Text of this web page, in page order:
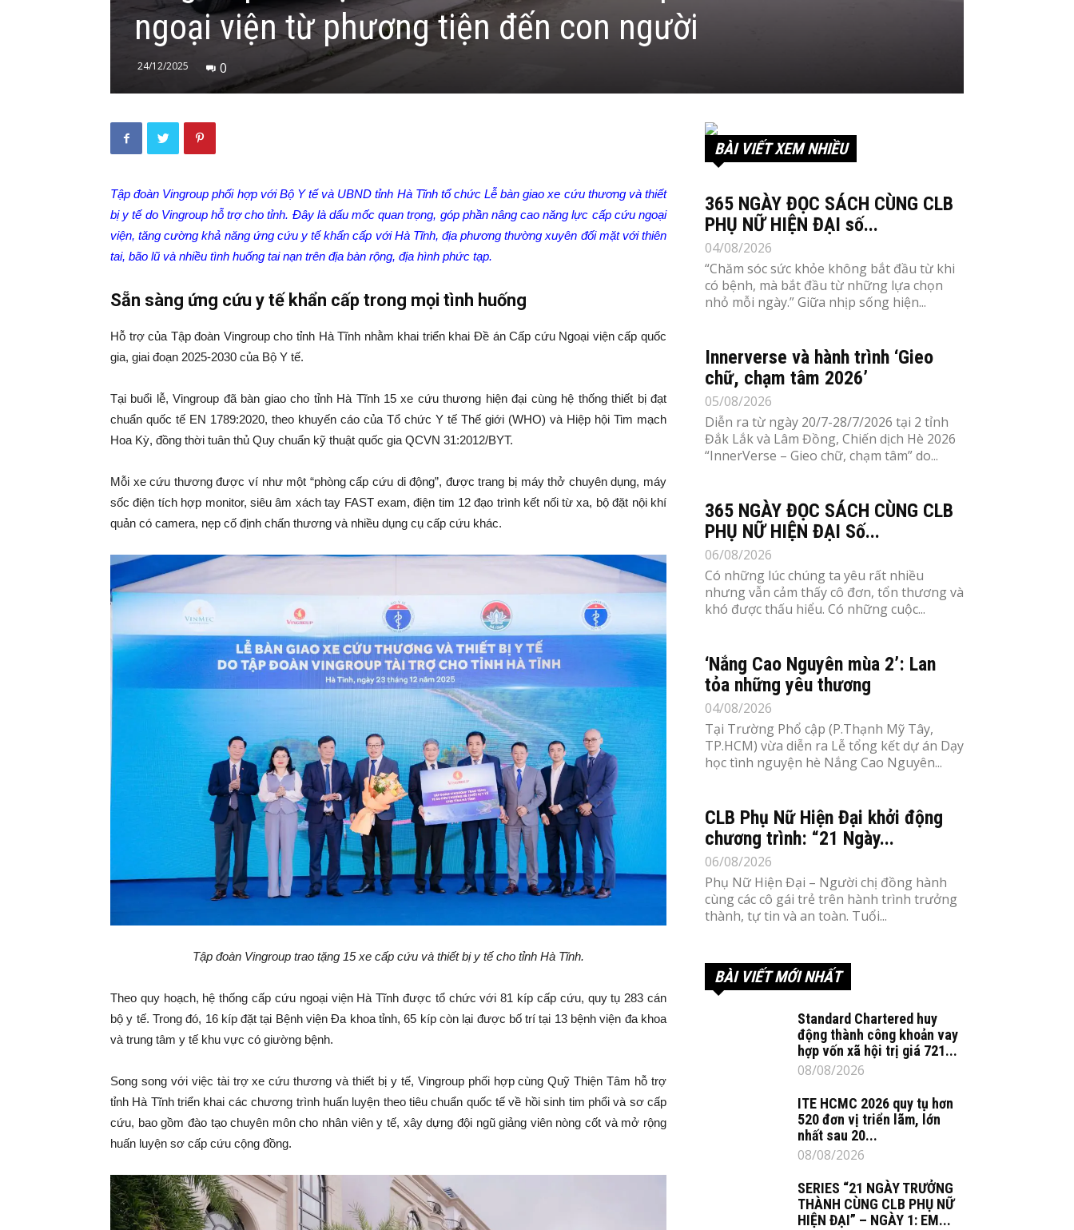
ngoại viện từ phương tiện đến con người
24/12/2025 0
Tập đoàn Vingroup phối hợp với Bộ Y tế và UBND tỉnh Hà Tĩnh tổ chức Lễ bàn giao xe cứu thương và thiết
bị y tế do Vingroup hỗ trợ cho tỉnh. Đây là dấu mốc quan trọng, góp phần nâng cao năng lực cấp cứu ngoại
viện, tăng cường khả năng ứng cứu y tế khẩn cấp với Hà Tĩnh, địa phương thường xuyên đối mặt với thiên
tai, bão lũ và nhiều tình huống tai nạn trên địa bàn rộng, địa hình phức tạp.
Sẵn sàng ứng cứu y tế khẩn cấp trong mọi tình huống
Hỗ trợ của Tập đoàn Vingroup cho tỉnh Hà Tĩnh nhằm khai triển khai Đề án Cấp cứu Ngoại viện cấp quốc
gia, giai đoạn 2025-2030 của Bộ Y tế.
Tại buổi lễ, Vingroup đã bàn giao cho tỉnh Hà Tĩnh 15 xe cứu thương hiện đại cùng hệ thống thiết bị đạt
chuẩn quốc tế EN 1789:2020, theo khuyến cáo của Tổ chức Y tế Thế giới (WHO) và Hiệp hội Tim mạch
Hoa Kỳ, đồng thời tuân thủ Quy chuẩn kỹ thuật quốc gia QCVN 31:2012/BYT.
Mỗi xe cứu thương được ví như một “phòng cấp cứu di động”, được trang bị máy thở chuyên dụng, máy
sốc điện tích hợp monitor, siêu âm xách tay FAST exam, điện tim 12 đạo trình kết nối từ xa, bộ đặt nội khí
quản có camera, nẹp cố định chấn thương và nhiều dụng cụ cấp cứu khác.
Tập đoàn Vingroup trao tặng 15 xe cấp cứu và thiết bị y tế cho tỉnh Hà Tĩnh.
Theo quy hoạch, hệ thống cấp cứu ngoại viện Hà Tĩnh được tổ chức với 81 kíp cấp cứu, quy tụ 283 cán
bộ y tế. Trong đó, 16 kíp đặt tại Bệnh viện Đa khoa tỉnh, 65 kíp còn lại được bố trí tại 13 bệnh viện đa khoa
và trung tâm y tế khu vực có giường bệnh.
Song song với việc tài trợ xe cứu thương và thiết bị y tế, Vingroup phối hợp cùng Quỹ Thiện Tâm hỗ trợ
tỉnh Hà Tĩnh triển khai các chương trình huấn luyện theo tiêu chuẩn quốc tế về hồi sinh tim phổi và sơ cấp
cứu, bao gồm đào tạo chuyên môn cho nhân viên y tế, xây dựng đội ngũ giảng viên nòng cốt và mở rộng
huấn luyện sơ cấp cứu cộng đồng.
BÀI VIẾT XEM NHIỀU
365 NGÀY ĐỌC SÁCH CÙNG CLB
PHỤ NỮ HIỆN ĐẠI số...
04/08/2026
“Chăm sóc sức khỏe không bắt đầu từ khi
có bệnh, mà bắt đầu từ những lựa chọn
nhỏ mỗi ngày.” Giữa nhịp sống hiện...
Innerverse và hành trình ‘Gieo
chữ, chạm tâm 2026’
05/08/2026
Diễn ra từ ngày 20/7-28/7/2026 tại 2 tỉnh
Đắk Lắk và Lâm Đồng, Chiến dịch Hè 2026
“InnerVerse – Gieo chữ, chạm tâm” do...
365 NGÀY ĐỌC SÁCH CÙNG CLB
PHỤ NỮ HIỆN ĐẠI Số...
06/08/2026
Có những lúc chúng ta yêu rất nhiều
nhưng vẫn cảm thấy cô đơn, tổn thương và
khó được thấu hiểu. Có những cuộc...
‘Nắng Cao Nguyên mùa 2’: Lan
tỏa những yêu thương
04/08/2026
Tại Trường Phổ cập (P.Thạnh Mỹ Tây,
TP.HCM) vừa diễn ra Lễ tổng kết dự án Dạy
học tình nguyện hè Nắng Cao Nguyên...
CLB Phụ Nữ Hiện Đại khởi động
chương trình: “21 Ngày...
06/08/2026
Phụ Nữ Hiện Đại – Người chị đồng hành
cùng các cô gái trẻ trên hành trình trưởng
thành, tự tin và an toàn. Tuổi...
BÀI VIẾT MỚI NHẤT
Standard Chartered huy
động thành công khoản vay
hợp vốn xã hội trị giá 721...
08/08/2026
ITE HCMC 2026 quy tụ hơn
520 đơn vị triển lãm, lớn
nhất sau 20...
08/08/2026
SERIES “21 NGÀY TRƯỞNG
THÀNH CÙNG CLB PHỤ NỮ
HIỆN ĐẠI” – NGÀY 1: EM...